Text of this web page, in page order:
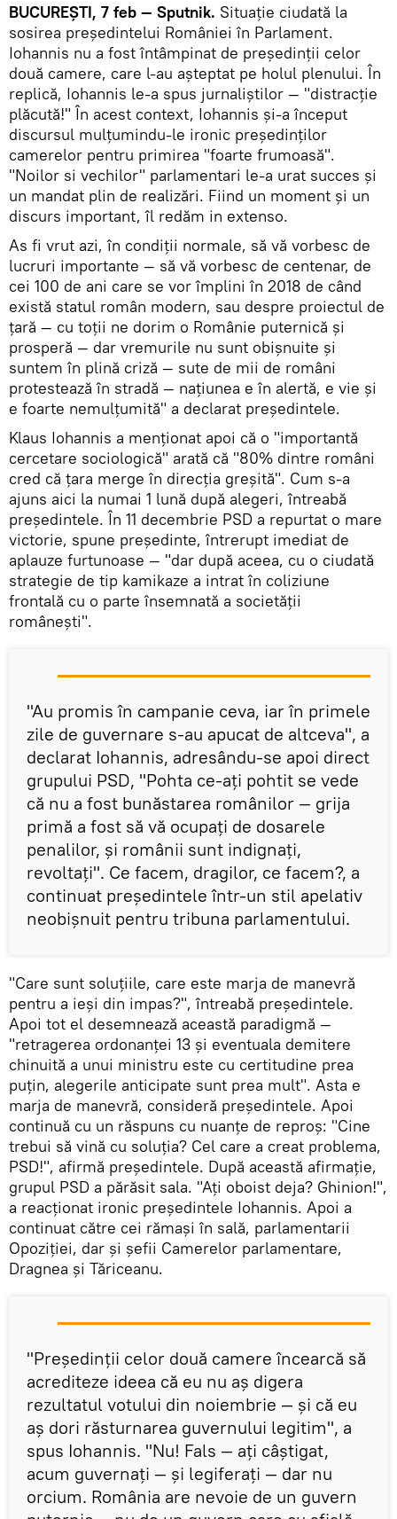
BUCUREȘTI, 7 feb — Sputnik. Situație ciudată la
sosirea președintelui României în Parlament.
Iohannis nu a fost întâmpinat de președinții celor
două camere, care l-au așteptat pe holul plenului. În
replică, Iohannis le-a spus jurnaliștilor — "distracție
plăcută!" În acest context, Iohannis și-a început
discursul mulțumindu-le ironic președinților
camerelor pentru primirea "foarte frumoasă".
"Noilor si vechilor" parlamentari le-a urat succes și
un mandat plin de realizări. Fiind un moment și un
discurs important, îl redăm in extenso.
As fi vrut azi, în condiții normale, să vă vorbesc de
lucruri importante — să vă vorbesc de centenar, de
cei 100 de ani care se vor împlini în 2018 de când
există statul român modern, sau despre proiectul de
țară — cu toții ne dorim o Românie puternică și
prosperă — dar vremurile nu sunt obișnuite și
suntem în plină criză — sute de mii de români
protestează în stradă — națiunea e în alertă, e vie și
e foarte nemulțumită" a declarat președintele.
Klaus Iohannis a menționat apoi că o "importantă
cercetare sociologică" arată că "80% dintre români
cred că țara merge în direcția greșită". Cum s-a
ajuns aici la numai 1 lună după alegeri, întreabă
președintele. În 11 decembrie PSD a repurtat o mare
victorie, spune președinte, întrerupt imediat de
aplauze furtunoase — "dar după aceea, cu o ciudată
strategie de tip kamikaze a intrat în coliziune
frontală cu o parte însemnată a societății
românești".
"Au promis în campanie ceva, iar în primele
zile de guvernare s-au apucat de altceva", a
declarat Iohannis, adresându-se apoi direct
grupului PSD, "Pohta ce-ați pohtit se vede
că nu a fost bunăstarea românilor — grija
primă a fost să vă ocupați de dosarele
penalilor, și românii sunt indignați,
revoltați". Ce facem, dragilor, ce facem?, a
continuat președintele într-un stil apelativ
neobișnuit pentru tribuna parlamentului.
"Care sunt soluțiile, care este marja de manevră
pentru a ieși din impas?", întreabă președintele.
Apoi tot el desemnează această paradigmă —
"retragerea ordonanței 13 și eventuala demitere
chinuită a unui ministru este cu certitudine prea
puțin, alegerile anticipate sunt prea mult". Asta e
marja de manevră, consideră președintele. Apoi
continuă cu un răspuns cu nuanțe de reproș: "Cine
trebui să vină cu soluția? Cel care a creat problema,
PSD!", afirmă președintele. După această afirmație,
grupul PSD a părăsit sala. "Ați oboist deja? Ghinion!",
a reacționat ironic președintele Iohannis. Apoi a
continuat către cei rămași în sală, parlamentarii
Opoziției, dar și șefii Camerelor parlamentare,
Dragnea și Tăriceanu.
"Președinții celor două camere încearcă să
acrediteze ideea că eu nu aș digera
rezultatul votului din noiembrie — și că eu
aș dori răsturnarea guvernului legitim", a
spus Iohannis. "Nu! Fals — ați câștigat,
acum guvernați — și legiferați — dar nu
orcium. România are nevoie de un guvern